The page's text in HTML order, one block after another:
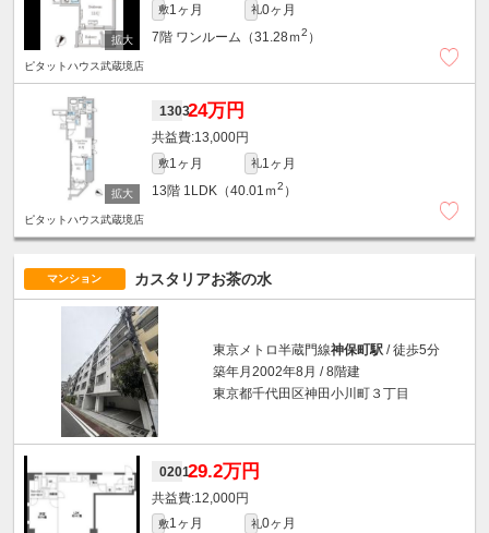
敷1ヶ月 礼0ヶ月
7階 ワンルーム（31.28ｍ2 ）
ピタットハウス武蔵境店
130324万円
13,000円
敷1ヶ月 礼1ヶ月
13階 1LDK（40.01ｍ2 ）
ピタットハウス武蔵境店
マンション カスタリアお茶の水
東京メトロ半蔵門線神保町駅 / 徒歩5分
築年月2002年8月 / 8階建
東京都千代田区神田小川町３丁目
020129.2万円
12,000円
敷1ヶ月 礼0ヶ月